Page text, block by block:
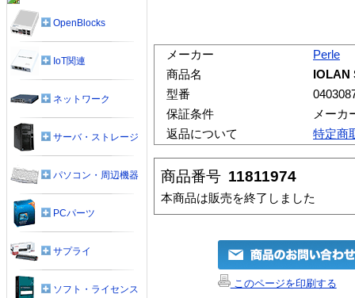
メーカー
Perle
商品名
IOLAN
型番
保証条件
メーカ
返品について
特定商
商品番号 11811974
本商品は販売を終了しました
このページを印刷する
OpenBlocks
IoT関連
ネットワーク
サーバ・ストレージ
パソコン・周辺機器
PCパーツ
サプライ
ソフト・ライセンス